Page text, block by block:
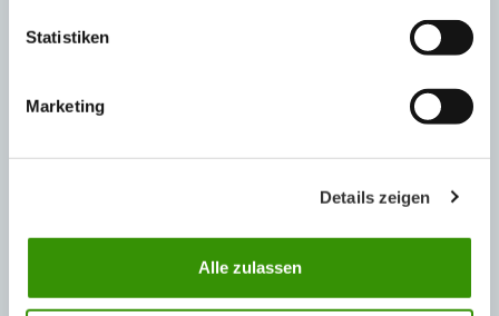
Statistiken
Marketing
Details zeigen
Alle zulassen
Katalog výrobků Austrotherm